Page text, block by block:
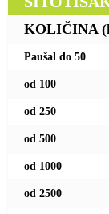
KOLIČINA
Paušal do 50
od 100
od 250
od 500
od 1000
od 2500